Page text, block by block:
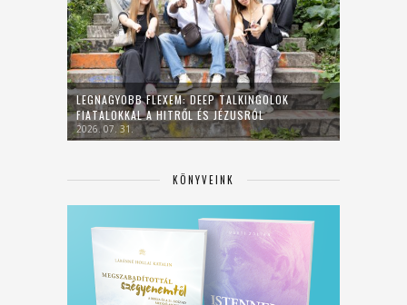
LEGNAGYOBB FLEXEM: DEEP TALKINGOLOK
FIATALOKKAL A HITRŐL ÉS JÉZUSRÓL
2026. 07. 31.
KÖNYVEINK